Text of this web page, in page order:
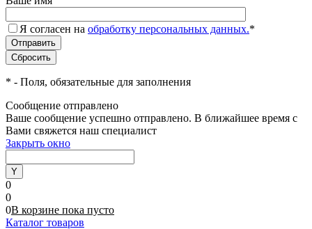
Я согласен на обработку персональных данных.*
* - Поля, обязательные для заполнения
Сообщение отправлено
Ваше сообщение успешно отправлено. В ближайшее время с
Вами свяжется наш специалист
Закрыть окно
0
0
0В корзине пока пусто
Каталог товаров